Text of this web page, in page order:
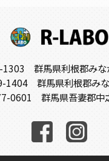
1303 群馬県利根郡みな
1404 群馬県利根郡み
0601 群馬県吾妻郡中